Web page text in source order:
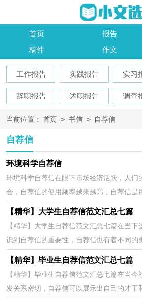
首页 报告
稿件
作文
工作报告 实践报告 实习
辞职报告 述职报告 调查
当前位置： 首页 > 书信 > 自荐信
自荐信
环境科学自荐信
环境科学自荐信在眼下市场经济活跃，人们
会，自荐信的使用频率越来越高，自荐信是
书信。如何编写一份恰当的自荐信呢？下面
【精华】大学生自荐信范文汇总七篇
【精华】大学生自荐信范文汇总七篇在当下
识到自荐信的重要性，自荐信也有着不同的
的自荐信怎么写吗？以下是小编为大家整理
【精华】毕业生自荐信范文汇总七篇
【精华】毕业生自荐信范文汇总七篇在当
发关系密切，自荐信可以展示出自己的才干